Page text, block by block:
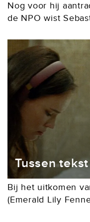
Nog voor hij
de NPO wist
series iets krimpt,
Tussen
Bij het uitkomen
(Emerald Lily